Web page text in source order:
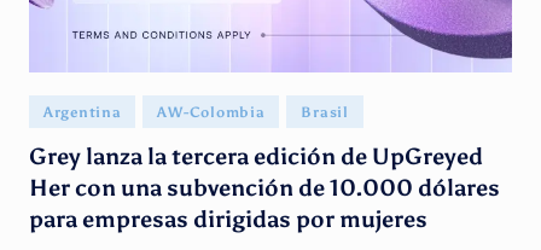
Publicado
en
Argentina AW-Colombia Brasil
Grey lanza la tercera edición de UpGreyed
Her con una subvención de 10.000 dólares
para empresas dirigidas por mujeres